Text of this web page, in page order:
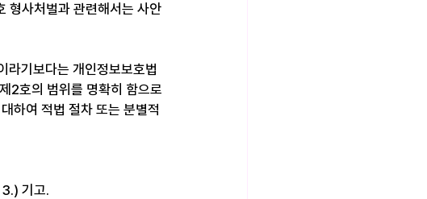
형사처벌과 관련해서는 사안
기보다는 개인정보보호법
2호의 범위를 명확히 함으로
하여 적법 절차 또는 분별적
기고.